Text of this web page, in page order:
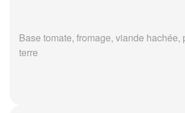
Base tomate, fromage, viande hachée,
terre